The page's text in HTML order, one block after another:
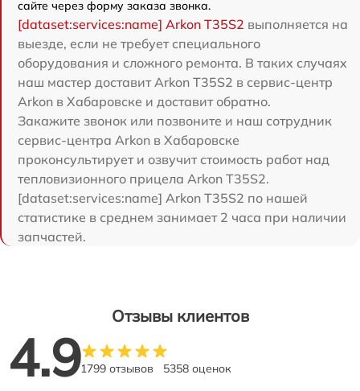
сайте через форму заказа звонка.
[dataset:services:name] Arkon T35S2 выполняется на
выезде, если не требует специального
оборудования и сложного ремонта. В таких случаях
наш мастер доставит Arkon T35S2 в сервис-центр
Arkon в Хабаровске и доставит обратно.
Закажите звонок или позвоните и наш сотрудник
сервис-центра Arkon в Хабаровске
проконсультирует и озвучит стоимость работ над
тепловизионного прицела Arkon T35S2.
[dataset:services:name] Arkon T35S2 по нашей
статистике в среднем занимает 2 часа при наличии
запчастей.
Отзывы клиентов
4.91799 отзывов 5358 оценок